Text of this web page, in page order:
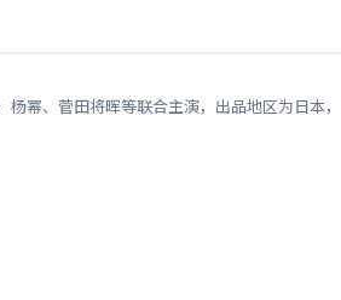
幂、菅田将晖等联合主演，出品地区为日